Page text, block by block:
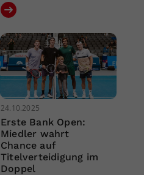
24.10.2025
Erste Bank Open:
Miedler wahrt
Chance auf
Titelverteidigung im
Doppel